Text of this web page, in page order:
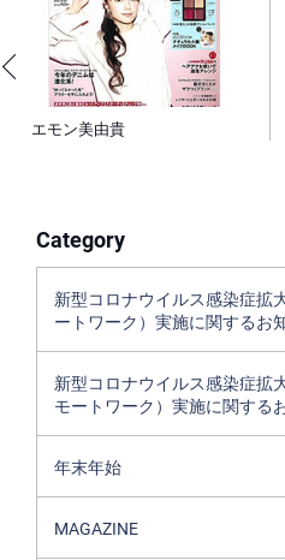
エモン美由貴
Category
新型コロナウイルス感染症拡
ートワーク）実施に関するお
新型コロナウイルス感染症拡
モートワーク）実施に関する
年末年始
MAGAZINE